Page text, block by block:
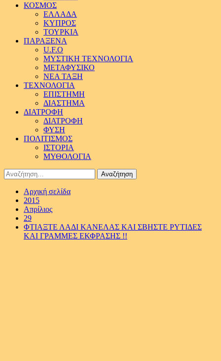
ΚΟΣΜΟΣ
ΕΛΛΑΔΑ
ΚΥΠΡΟΣ
ΤΟΥΡΚΙΑ
ΠΑΡΑΞΕΝΑ
U.F.O
ΜΥΣΤΙΚΗ ΤΕΧΝΟΛΟΓΙΑ
ΜΕΤΑΦΥΣΙΚΟ
ΝΕΑ ΤΑΞΗ
ΤΕΧΝΟΛΟΓΙΑ
ΕΠΙΣΤΗΜΗ
ΔΙΑΣΤΗΜΑ
ΔΙΑΤΡΟΦΗ
ΔΙΑΤΡΟΦΗ
ΦΥΣΗ
ΠΟΛΙΤΙΣΜΟΣ
ΙΣΤΟΡΙΑ
ΜΥΘΟΛΟΓΙΑ
Αναζήτηση
για:
Αρχική σελίδα
2015
Απρίλιος
29
ΦΤΙΑΞΤΕ ΛΑΔΙ ΚΑΝΕΛΑΣ ΚΑΙ ΣΒΗΣΤΕ ΡΥΤΙΔΕΣ
ΚΑΙ ΓΡΑΜΜΕΣ ΕΚΦΡΑΣΗΣ !!